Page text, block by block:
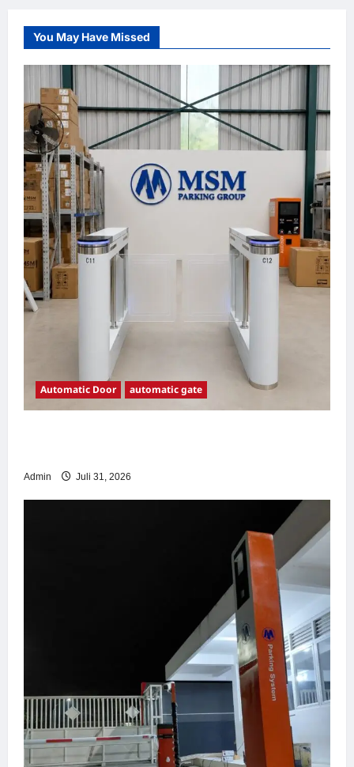
You May Have Missed
Automatic Door automatic gate
Admin Juli 31, 2026